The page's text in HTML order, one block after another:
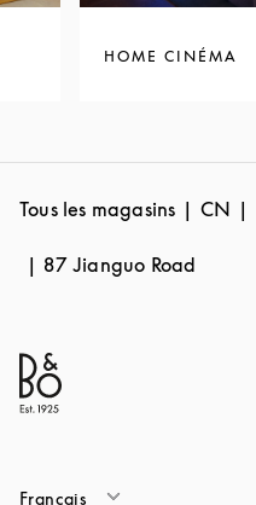
HOME CINÉMA
Tous les magasins CN
87 Jianguo Road
Français